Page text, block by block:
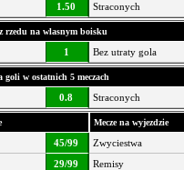
1.50 Straconych
rzedu na wlasnym boisku
1 Bez utraty gola
goli w ostatnich 5 meczach
0.8 Straconych
Mecze na wyjezdzie
45/99
Zwyciestwa
29/99
Remisy